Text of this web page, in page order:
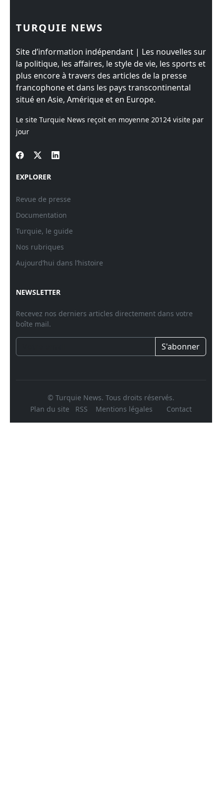
TURQUIE NEWS
Site d’information indépendant | Les nouvelles sur
la politique, les affaires, le style de vie, les sports et
plus encore à travers des articles de la presse
francophone et dans les pays transcontinental
situé en Asie, Amérique et en Europe.
Le site Turquie News reçoit en moyenne 20124 visite par
jour
EXPLORER
Revue de presse
Documentation
Turquie, le guide
Nos rubriques
Aujourd’hui dans l’histoire
NEWSLETTER
Recevez nos derniers articles directement dans votre
boîte mail.
S'abonner
© Turquie News. Tous droits réservés.
Plan du site
RSS Mentions légales Contact